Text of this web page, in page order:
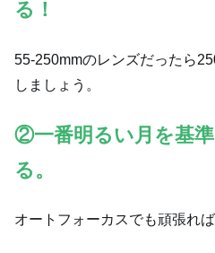
る！
55-250mmのレンズだったら
しましょう。
②一番明るい月を基
る。
オートフォーカスでも頑張れ